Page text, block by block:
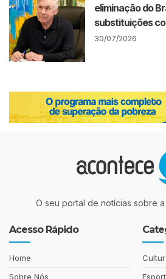
eliminação do
substituições
30/07/2026
O seu portal de notícias sobre
Acesso Rápido
Home
Sobre Nós